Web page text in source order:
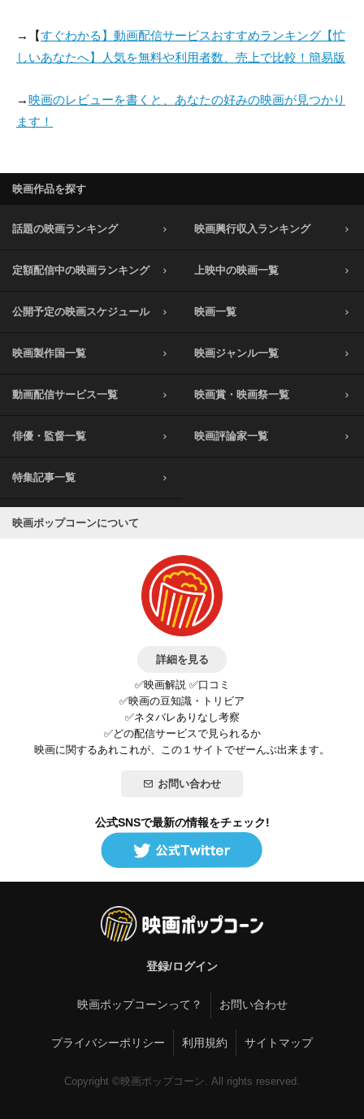
→【すぐわかる】動画配信サービスおすすめランキング【忙
しいあなたへ】人気を無料や利用者数、売上で比較！簡易版
→映画のレビューを書くと、あなたの好みの映画が見つかり
ます！
映画作品を探す
話題の映画ランキング 映画興行収入ランキング
定額配信中の映画ランキング 上映中の映画一覧
公開予定の映画スケジュール 映画一覧
映画製作国一覧 映画ジャンル一覧
動画配信サービス一覧 映画賞・映画祭一覧
俳優・監督一覧 映画評論家一覧
特集記事一覧
映画ポップコーンについて
詳細を見る
✅映画解説 ✅口コミ
✅映画の豆知識・トリビア
✅ネタバレありなし考察
✅どの配信サービスで見られるか
映画に関するあれこれが、この１サイトでぜーんぶ出来ます。
お問い合わせ
公式SNSで最新の情報をチェック!
登録/ログイン
映画ポップコーンって？ お問い合わせ
プライバシーポリシー 利用規約 サイトマップ
Copyright ©映画ポップコーン. All rights reserved.